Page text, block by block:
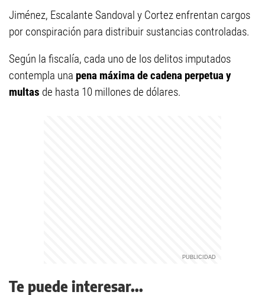
Jiménez, Escalante Sandoval y Cortez enfrentan cargos
por conspiración para distribuir sustancias controladas.
Según la fiscalía, cada uno de los delitos imputados
contempla una pena máxima de cadena perpetua y
multas de hasta 10 millones de dólares.
Te puede interesar...